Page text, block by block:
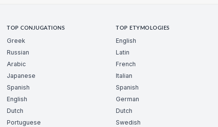
TOP CONJUGATIONS
Greek
Russian
Arabic
Japanese
Spanish
English
Dutch
Portuguese
TOP ETYMOLOGIES
English
Latin
French
Italian
Spanish
German
Dutch
Swedish